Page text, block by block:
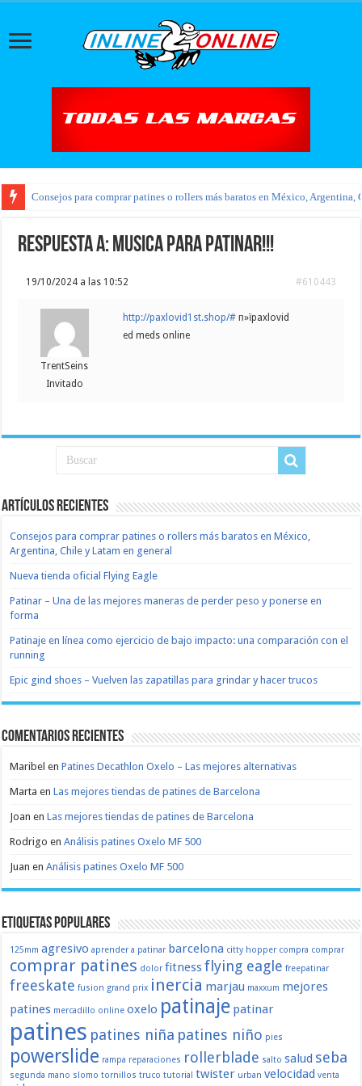
Consejos para comprar patines o rollers más baratos en México, Argentina,
Respuesta a: Musica para patinar!!!
19/10/2024 a las 10:52 #610443
TrentSeins
Invitado
http://paxlovid1st.shop/# п»їpaxlovid
ed meds online
Artículos recientes
Consejos para comprar patines o rollers más baratos en México,
Argentina, Chile y Latam en general
Nueva tienda oficial Flying Eagle
Patinar – Una de las mejores maneras de perder peso y ponerse en
forma
Patinaje en línea como ejercicio de bajo impacto: una comparación con el
running
Epic gind shoes – Vuelven las zapatillas para grindar y hacer trucos
Comentarios recientes
Maribel enPatines Decathlon Oxelo – Las mejores alternativas
Marta enLas mejores tiendas de patines de Barcelona
Joan enLas mejores tiendas de patines de Barcelona
Rodrigo enAnálisis patines Oxelo MF 500
Juan enAnálisis patines Oxelo MF 500
Etiquetas populares
125mm agresivo aprender a patinar barcelona citty hopper compra comprar
comprar patines dolor fitnessflying eagle freepatinar
freeskate fusion grand prix inercia marjau maxxum mejores
patines mercadillo online oxelo patinaje patinar
patines patines niña patines niño pies
powerslide rampa reparaciones rollerblade salto salud seba
segunda mano slomo tornillos truco tutorial twister urban velocidad venta